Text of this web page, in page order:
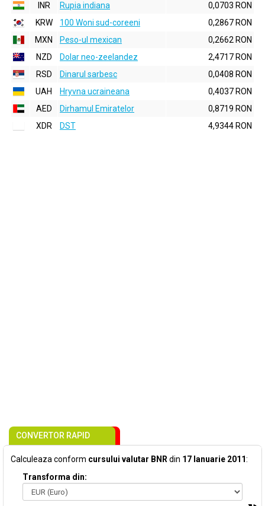
INR
Rupia indiana
0,0703 RON
KRW
100 Woni sud-coreeni
0,2867 RON
MXN
Peso-ul mexican
0,2662 RON
NZD
Dolar neo-zeelandez
2,4717 RON
RSD
Dinarul sarbesc
0,0408 RON
UAH
Hryvna ucraineana
0,4037 RON
AED
Dirhamul Emiratelor
0,8719 RON
XDR
DST 4,9344 RON
CONVERTOR RAPID
Calculeaza conform cursului valutar BNR din 17 Ianuarie 2011:
Transforma din: